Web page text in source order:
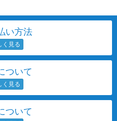
い方法
ついて
ついて